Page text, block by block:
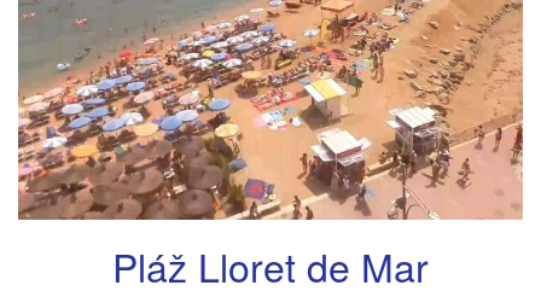
Pláž Lloret de Mar